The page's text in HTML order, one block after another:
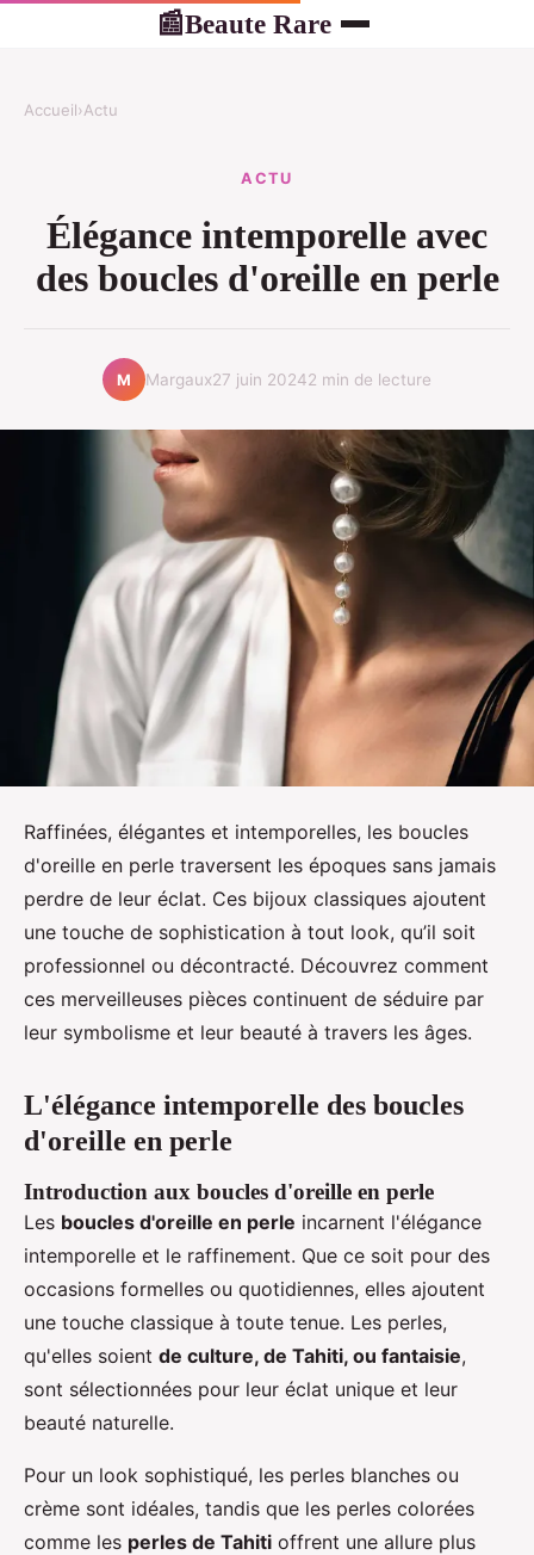
📰Beaute Rare
Accueil›Actu
ACTU
Élégance intemporelle avec
des boucles d'oreille en perle
M Margaux27 juin 20242 min de lecture
Raffinées, élégantes et intemporelles, les boucles
d'oreille en perle traversent les époques sans jamais
perdre de leur éclat. Ces bijoux classiques ajoutent
une touche de sophistication à tout look, qu’il soit
professionnel ou décontracté. Découvrez comment
ces merveilleuses pièces continuent de séduire par
leur symbolisme et leur beauté à travers les âges.
L'élégance intemporelle des boucles
d'oreille en perle
Introduction aux boucles d'oreille en perle
Les boucles d'oreille en perle incarnent l'élégance
intemporelle et le raffinement. Que ce soit pour des
occasions formelles ou quotidiennes, elles ajoutent
une touche classique à toute tenue. Les perles,
qu'elles soient de culture, de Tahiti, ou fantaisie,
sont sélectionnées pour leur éclat unique et leur
beauté naturelle.
Pour un look sophistiqué, les perles blanches ou
crème sont idéales, tandis que les perles colorées
comme les perles de Tahiti offrent une allure plus